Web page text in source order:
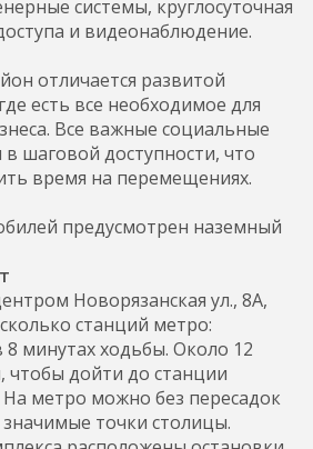
системы, круглосуточная
и видеонаблюдение.
отличается развитой
есть все необходимое для
Все важные социальные
шаговой доступности, что
время на перемещениях.
предусмотрен наземный
Новорязанская ул., 8А,
станций метро:
8 минутах ходьбы. Около 12
чтобы дойти до станции
метро можно без пересадок
точки столицы.